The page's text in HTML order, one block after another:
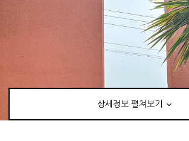
상세정보 펼쳐보기